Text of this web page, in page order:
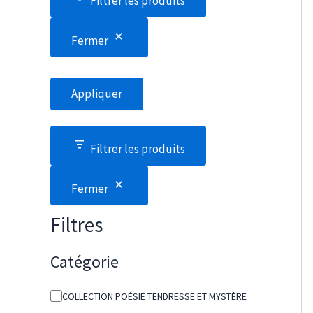
Fermer
Appliquer
Filtrer les produits
Fermer
Filtres
Catégorie
C
a
COLLECTION POÉSIE TENDRESSE ET MYSTÈRE